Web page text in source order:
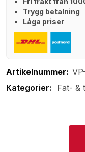
Trygg betalning
Låga priser
Artikelnummer:
Fat- &